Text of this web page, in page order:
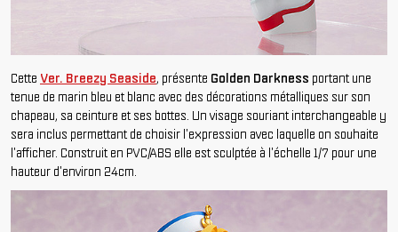
Cette Ver. Breezy Seaside, présente Golden Darkness portant une
tenue de marin bleu et blanc avec des décorations métalliques sur son
chapeau, sa ceinture et ses bottes. Un visage souriant interchangeable y
sera inclus permettant de choisir l'expression avec laquelle on souhaite
l'afficher. Construit en PVC/ABS elle est sculptée à l'échelle 1/7 pour une
hauteur d'environ 24cm.